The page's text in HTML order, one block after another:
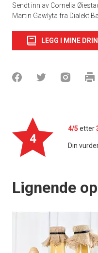
Sendt inn av Cornelia
Martin Gawlyta fra Dialekt
LEGG I MINE
4
4/5 etter
Din
Lignende